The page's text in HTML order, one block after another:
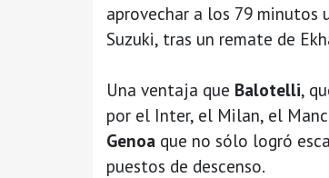
aprovechar a los 79
Suzuki, tras un remate de
Una ventaja que Balotelli,
por el Inter, el Milan, el
Genoa que no sólo logró
puestos de descenso.